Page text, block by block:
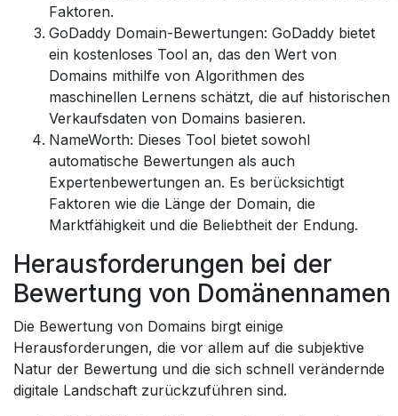
Faktoren.
GoDaddy Domain-Bewertungen: GoDaddy bietet
ein kostenloses Tool an, das den Wert von
Domains mithilfe von Algorithmen des
maschinellen Lernens schätzt, die auf historischen
Verkaufsdaten von Domains basieren.
NameWorth: Dieses Tool bietet sowohl
automatische Bewertungen als auch
Expertenbewertungen an. Es berücksichtigt
Faktoren wie die Länge der Domain, die
Marktfähigkeit und die Beliebtheit der Endung.
Herausforderungen bei der
Bewertung von Domänennamen
Die Bewertung von Domains birgt einige
Herausforderungen, die vor allem auf die subjektive
Natur der Bewertung und die sich schnell verändernde
digitale Landschaft zurückzuführen sind.